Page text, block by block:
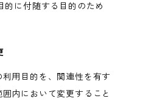
的に付随する目的のため
用目的を、関連性を有す
内において変更すること